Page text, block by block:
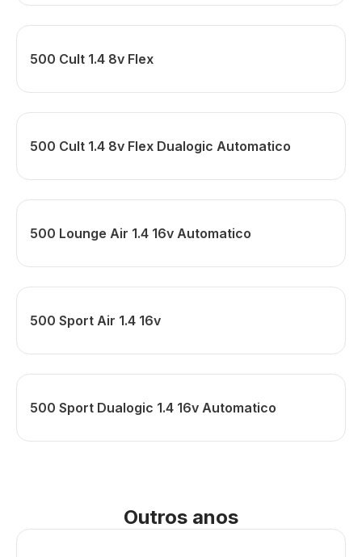
500 Cult 1.4 8v Flex
500 Cult 1.4 8v Flex Dualogic Automatico
500 Lounge Air 1.4 16v Automatico
500 Sport Air 1.4 16v
500 Sport Dualogic 1.4 16v Automatico
Outros anos